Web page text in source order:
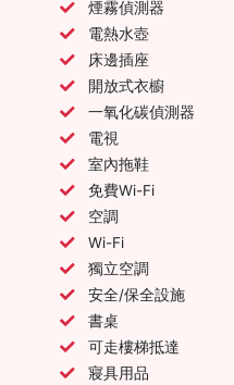
煙霧偵測器
電熱水壺
床邊插座
開放式衣櫥
一氧化碳偵測器
電視
室內拖鞋
免費Wi-Fi
空調
Wi-Fi
獨立空調
安全/保全設施
書桌
可走樓梯抵達
寢具用品